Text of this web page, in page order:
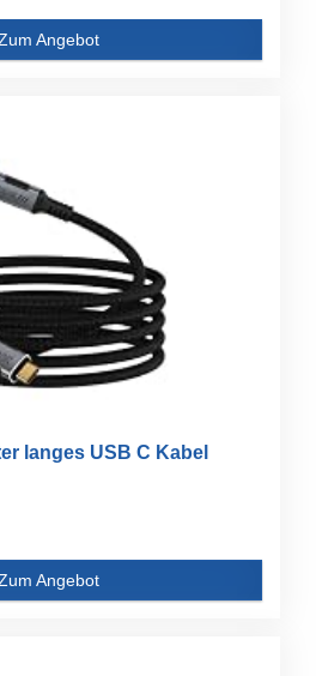
Angebot
langes USB C Kabel
Angebot